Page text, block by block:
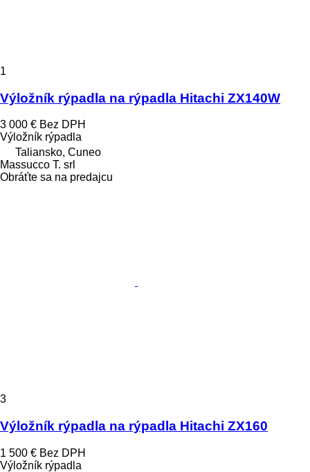
1
Výložník rýpadla na rýpadla Hitachi ZX140W
3 000 € Bez DPH
Výložník rýpadla
Taliansko, Cuneo
Massucco T. srl
Obráťte sa na predajcu
3
Výložník rýpadla na rýpadla Hitachi ZX160
1 500 € Bez DPH
Výložník rýpadla